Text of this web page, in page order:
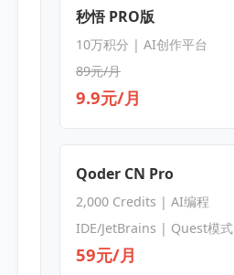
秒悟 PRO版
10万积分 | AI创作平台
89元/月
9.9元/月
Qoder CN Pro
2,000 Credits | AI编程
IDE/JetBrains | Quest模式
59元/月